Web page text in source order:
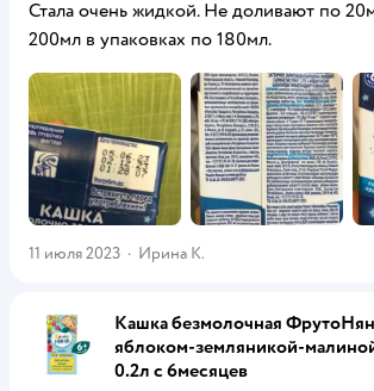
Стала очень жидкой. Не доливают по
200мл в упаковках по 180мл.
11 июля 2023 · Ирина К.
Кашка безмолочная
яблоком-земляникой-
0.2л с 6месяцев